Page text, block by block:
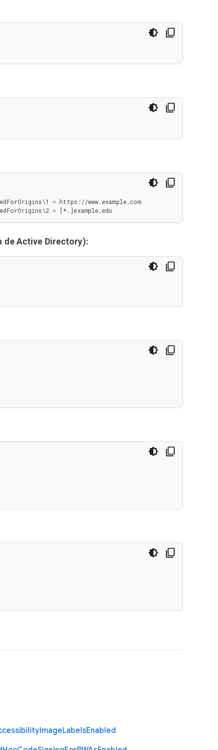
= https://www.example.com
= [*.]example.edu
de Active Directory):
ImageLabelsEnabled